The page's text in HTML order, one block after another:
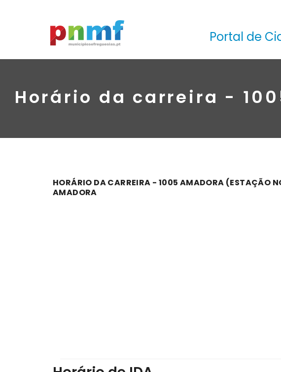
Portal de
Horário da carreira -
HORÁRIO DA CARREIRA - 1005 AMADORA (ESTAÇÃO
AMADORA